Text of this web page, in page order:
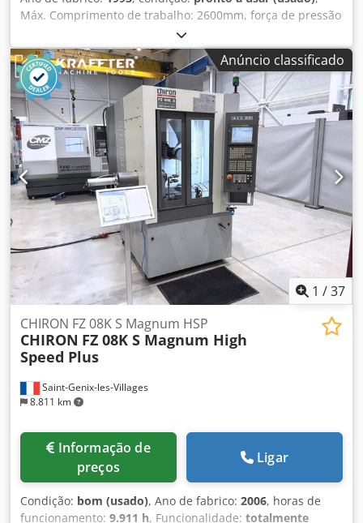
Máx. Comprimento de trabalho: 2600mm, força de pressão
máxima: 700kN, curso: 8-60mm, carga ligada: 8kW, peso:
4,5t, com documentação. Crodopcgy Aopfx Apmjf
Anúncio classificado
1 /37
Saint-Genix-les-Villages
8.811 km
CHIRON FZ 08K S Magnum HSP
CHIRON FZ 08K S Magnum High
Speed Plus
preços
Ligar
Condição: bom (usado), Ano de fabrico: 2006, horas de
funcionamento: 9.911 h, Funcionalidade: totalmente